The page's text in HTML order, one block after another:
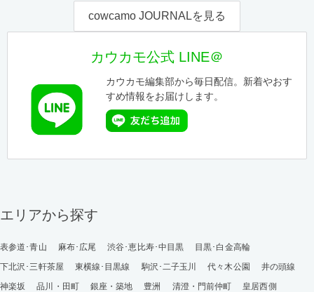
cowcamo JOURNALを見る
カウカモ公式 LINE＠
カウカモ編集部から毎日配信。新着やおす
すめ情報をお届けします。
エリアから探す
表参道･青山 麻布･広尾 渋谷･恵比寿･中目黒
目黒･白金高輪
下北沢･三軒茶屋
東横線･目黒線 駒沢･二子玉川 代々木公園
井の頭線
神楽坂
品川・田町 銀座・築地 豊洲 清澄・門前仲町
皇居西側